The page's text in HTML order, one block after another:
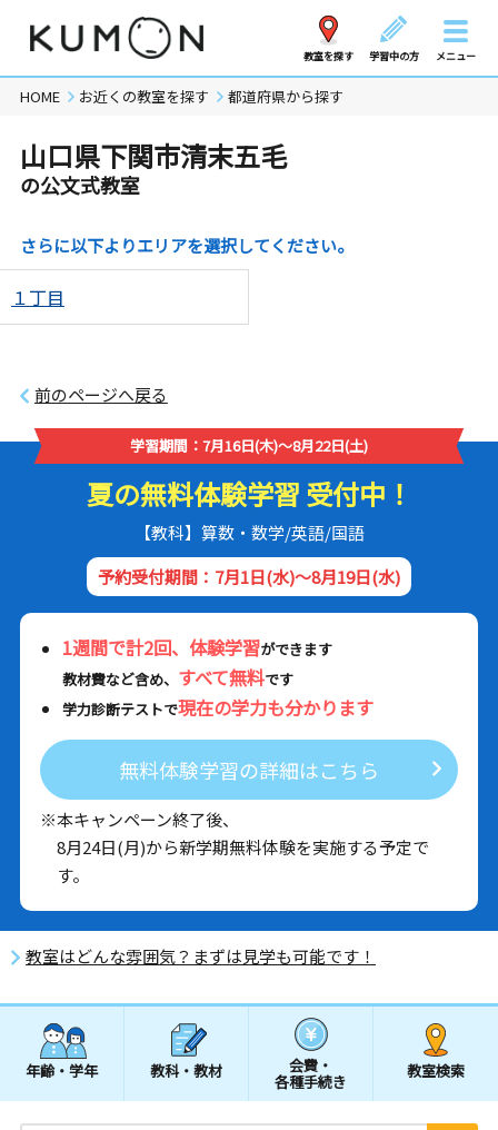
教室を探す 学習中の方 メニュー
HOME お近くの教室を探す 都道府県から探す
山口県下関市清末五毛
の公文式教室
さらに以下よりエリアを選択してください。
１丁目
前のページへ戻る
学習期間：7月16日(木)～8月22日(土)
夏の無料体験学習 受付中！
【教科】算数・数学/英語/国語
予約受付期間：7月1日(水)～8月19日(水)
1週間で計2回、体験学習ができます
教材費など含め、 すべて無料です
学力診断テストで現在の学力も分かります
無料体験学習の詳細はこちら
※本キャンペーン終了後、
8月24日(月)から新学期無料体験を実施する予定で
す。
教室はどんな雰囲気？まずは見学も可能です！
年齢・学年 教科・教材 会費・
各種手続き
教室検索